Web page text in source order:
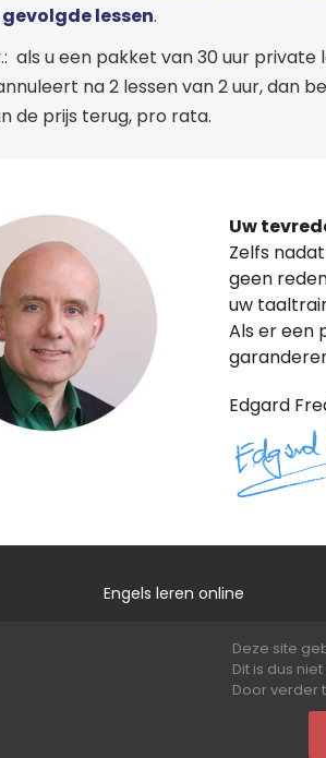
lessen.
als u een pakket van 30 uur private
na 2 lessen van 2 uur, dan
de prijs terug, pro rata.
Uw
Zelfs
geen
uw
Als er een
Edgard
Engels leren online
Opleidingspremies
Deze site
Dit is dus
Door verder